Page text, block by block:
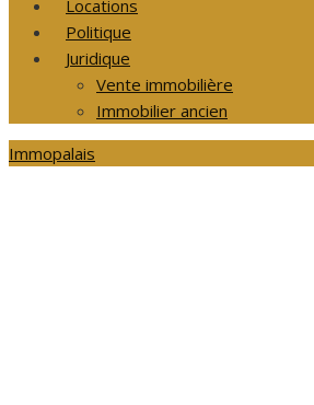
Locations
Politique
Juridique
Vente immobilière
Immobilier ancien
Immopalais